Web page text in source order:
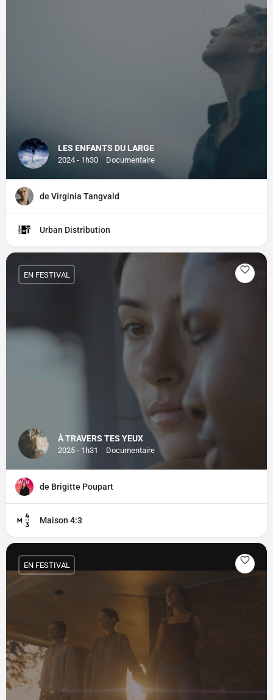
LES ENFANTS DU LARGE
2024 - 1h30 Documentaire
de Virginia Tangvald
Urban Distribution
À TRAVERS TES YEUX
2025 - 1h31 Documentaire
EN FESTIVAL
de Brigitte Poupart
Maison 4:3
EN FESTIVAL